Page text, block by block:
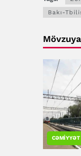
Bakı-
CƏMIYYƏT